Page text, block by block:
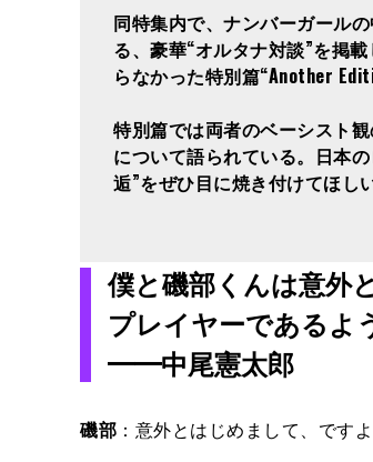
同特集内で、ナンバーガール
る、豪華“オルタナ対談”を掲
らなかった特別篇“Another
特別篇では両者のベーシスト
について語られている。日本
逅”をぜひ目に焼き付けてほしい
僕と磯部くんは意外
プレイヤーであるよ
━━中尾憲太郎
磯部 ：意外とはじめまして、ですよ